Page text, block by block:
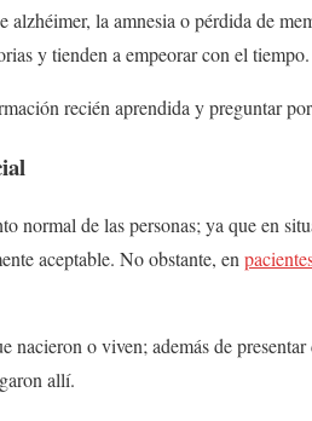
alzhéimer, la amnesia o pérdida de
y tienden a empeorar con el tiempo.
recién aprendida y preguntar
normal de las personas; ya que en
aceptable. No obstante, en
nacieron o viven; además de
allí.